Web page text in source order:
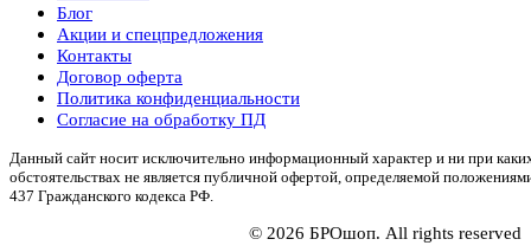
Блог
Акции и спецпредложения
Контакты
Договор оферта
Политика конфиденциальности
Согласие на обработку ПД
Данный сайт носит исключительно информационный характер и ни при
обстоятельствах не является публичной офертой, определяемой
437 Гражданского кодекса РФ.
© 2026 БРОшоп. All rights reserved